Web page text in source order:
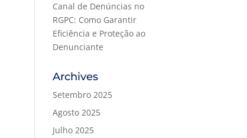
Canal de Denúncias no
RGPC: Como Garantir
Eficiência e Proteção ao
Denunciante
Archives
Setembro 2025
Agosto 2025
Julho 2025